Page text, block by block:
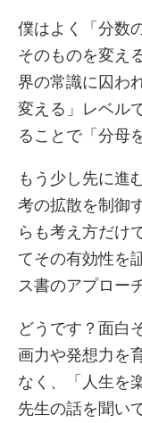
僕はよく「分数
そのものを変え
界の常識に囚わ
変える」レベル
ることで「分母
もう少し先に進
考の拡散を制御
らも考え方だけ
てその有効性を
ス書のアプロー
どうです？面白
画力や発想力を
なく、「人生を
先生の話を聞い